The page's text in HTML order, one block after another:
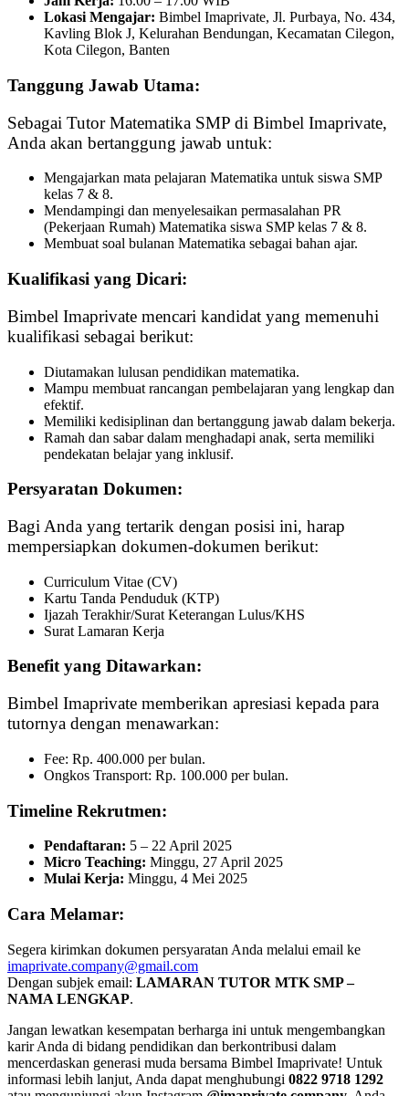
Lokasi Mengajar: Bimbel Imaprivate, Jl. Purbaya, No. 434,
Kavling Blok J, Kelurahan Bendungan, Kecamatan Cilegon,
Kota Cilegon, Banten
Tanggung Jawab Utama:
Sebagai Tutor Matematika SMP di Bimbel Imaprivate,
Anda akan bertanggung jawab untuk:
Mengajarkan mata pelajaran Matematika untuk siswa SMP
kelas 7 & 8.
Mendampingi dan menyelesaikan permasalahan PR
(Pekerjaan Rumah) Matematika siswa SMP kelas 7 & 8.
Membuat soal bulanan Matematika sebagai bahan ajar.
Kualifikasi yang Dicari:
Bimbel Imaprivate mencari kandidat yang memenuhi
kualifikasi sebagai berikut:
Diutamakan lulusan pendidikan matematika.
Mampu membuat rancangan pembelajaran yang lengkap dan
efektif.
Memiliki kedisiplinan dan bertanggung jawab dalam bekerja.
Ramah dan sabar dalam menghadapi anak, serta memiliki
pendekatan belajar yang inklusif.
Persyaratan Dokumen:
Bagi Anda yang tertarik dengan posisi ini, harap
mempersiapkan dokumen-dokumen berikut:
Curriculum Vitae (CV)
Kartu Tanda Penduduk (KTP)
Ijazah Terakhir/Surat Keterangan Lulus/KHS
Surat Lamaran Kerja
Benefit yang Ditawarkan:
Bimbel Imaprivate memberikan apresiasi kepada para
tutornya dengan menawarkan:
Fee: Rp. 400.000 per bulan.
Ongkos Transport: Rp. 100.000 per bulan.
Timeline Rekrutmen:
Pendaftaran: 5 – 22 April 2025
Micro Teaching: Minggu, 27 April 2025
Mulai Kerja: Minggu, 4 Mei 2025
Cara Melamar:
Segera kirimkan dokumen persyaratan Anda melalui email ke
imaprivate.company@gmail.com
Dengan subjek email: LAMARAN TUTOR MTK SMP –
NAMA LENGKAP.
Jangan lewatkan kesempatan berharga ini untuk mengembangkan
karir Anda di bidang pendidikan dan berkontribusi dalam
mencerdaskan generasi muda bersama Bimbel Imaprivate! Untuk
informasi lebih lanjut, Anda dapat menghubungi 0822 9718 1292